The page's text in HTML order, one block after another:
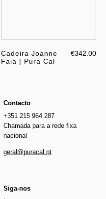
Cadeira Joanne
Faia | Pura Cal
€342.00
Contacto
+351 215 964 287
Chamada para a rede fixa
nacional
geral@puracal.pt
Siga-nos